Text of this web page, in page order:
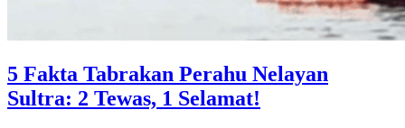
5 Fakta Tabrakan Perahu Nelayan
Sultra: 2 Tewas, 1 Selamat!